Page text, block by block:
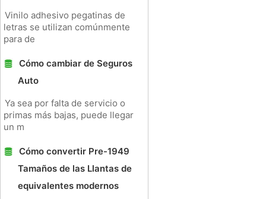
Vinilo adhesivo pegatinas de
letras se utilizan comúnmente
para de
Cómo cambiar de Seguros
Auto
Ya sea por falta de servicio o
primas más bajas, puede llegar
un m
Cómo convertir Pre-1949
Tamaños de las Llantas de
equivalentes modernos